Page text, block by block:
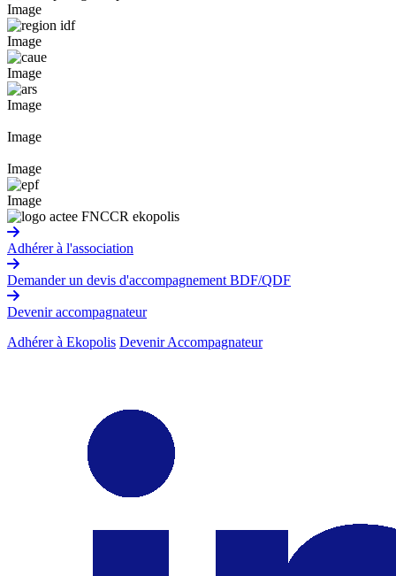
Image
Image
Image
Image
Image
Image
Image
Adhérer à l'association
Demander un devis d'accompagnement BDF/QDF
Devenir accompagnateur
Adhérer à Ekopolis Devenir Accompagnateur